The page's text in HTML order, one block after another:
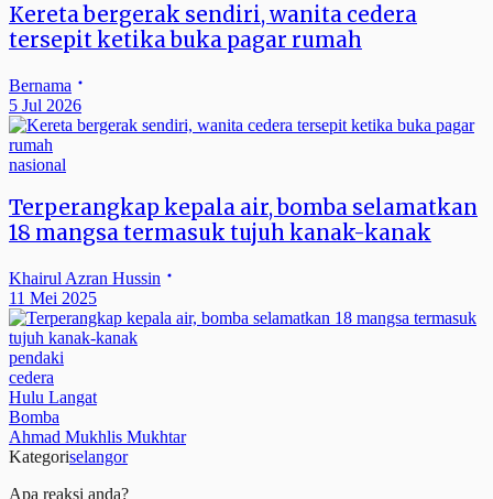
Kereta bergerak sendiri, wanita cedera
tersepit ketika buka pagar rumah
Bernama
5 Jul 2026
nasional
Terperangkap kepala air, bomba selamatkan
18 mangsa termasuk tujuh kanak-kanak
Khairul Azran Hussin
11 Mei 2025
pendaki
cedera
Hulu Langat
Bomba
Ahmad Mukhlis Mukhtar
Kategoriselangor
Apa reaksi anda?